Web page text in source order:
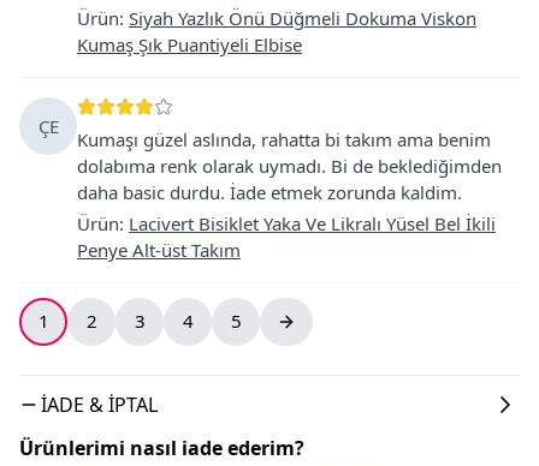
Ürün: Siyah Yazlık Önü Düğmeli Dokuma Viskon
Kumaş Şık Puantiyeli Elbise
ÇE
Kumaşı güzel aslında, rahatta bi takım ama benim
dolabıma renk olarak uymadı. Bi de beklediğimden
daha basic durdu. İade etmek zorunda kaldim.
Ürün: Lacivert Bisiklet Yaka Ve Likralı Yüsel Bel İkili
Penye Alt-üst Takım
1 2 3 4 5
İADE & İPTAL
Ürünlerimi nasıl iade ederim?